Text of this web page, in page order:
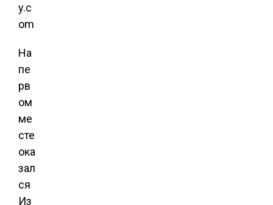
y.c
om
На
пе
рв
ом
ме
сте
ока
зал
ся
Из